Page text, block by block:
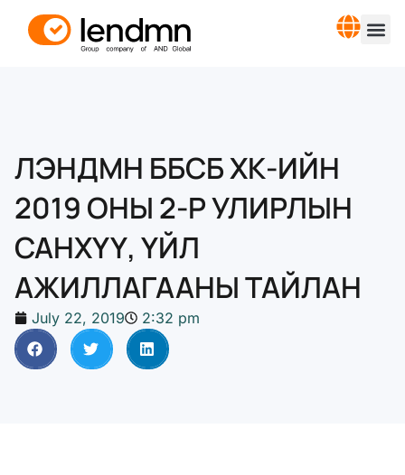
ЛЭНДМН ББСБ ХК-ИЙН
2019 ОНЫ 2-Р УЛИРЛЫН
САНХҮҮ, ҮЙЛ
АЖИЛЛАГААНЫ ТАЙЛАН
July 22, 2019 2:32 pm